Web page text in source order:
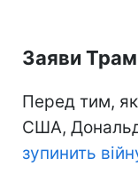
Заяви
Перед тим,
США,
зупинить